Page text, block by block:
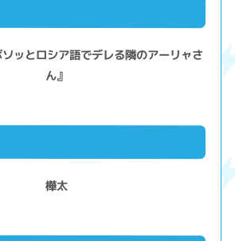
ッとロシア語でデレる隣のアーリャさ
ん』
樺太